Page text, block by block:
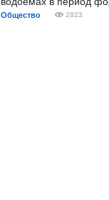
Общество 2823